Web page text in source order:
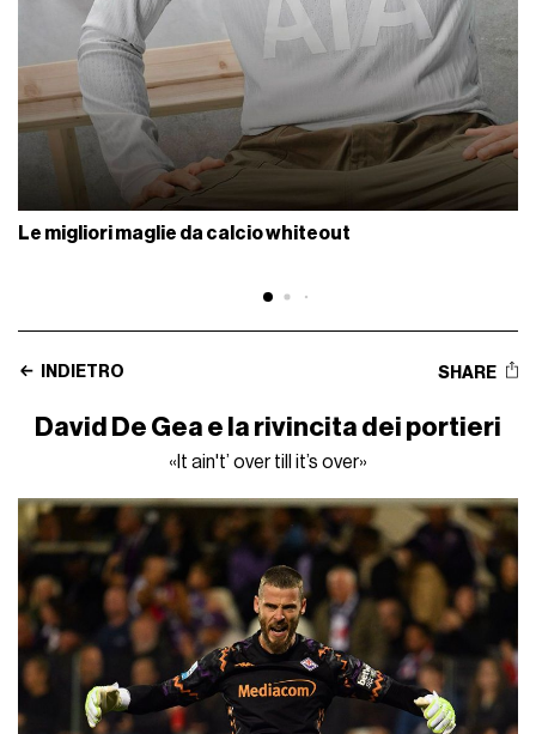
Le migliori maglie da calcio whiteout
INDIETRO SHARE
David De Gea e la rivincita dei portieri
«It ain't’ over till it’s over»